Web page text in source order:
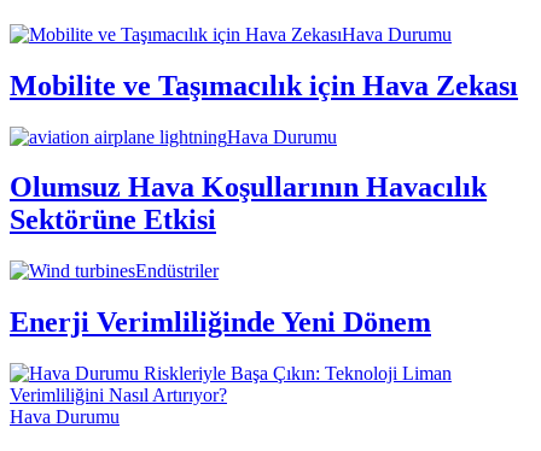
Hava Durumu
Mobilite ve Taşımacılık için Hava Zekası
Hava Durumu
Olumsuz Hava Koşullarının Havacılık
Sektörüne Etkisi
Endüstriler
Enerji Verimliliğinde Yeni Dönem
Hava Durumu